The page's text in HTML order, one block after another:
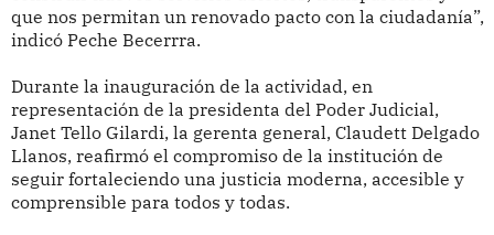
que nos permitan un renovado pacto con la ciudadanía”,
indicó Peche Becerrra.
Durante la inauguración de la actividad, en
representación de la presidenta del Poder Judicial,
Janet Tello Gilardi, la gerenta general, Claudett Delgado
Llanos, reafirmó el compromiso de la institución de
seguir fortaleciendo una justicia moderna, accesible y
comprensible para todos y todas.